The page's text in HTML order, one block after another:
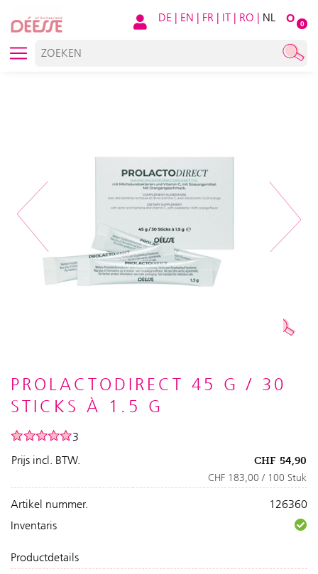
O 0
DE | EN | FR | IT | RO | NL
Next
PROLACTODIRECT 45 G / 30
STICKS À 1.5 G
3
Prijs incl. BTW.
CHF 54,90
CHF 183,00 / 100 Stuk
Artikel nummer.
126360
Inventaris
Productdetails